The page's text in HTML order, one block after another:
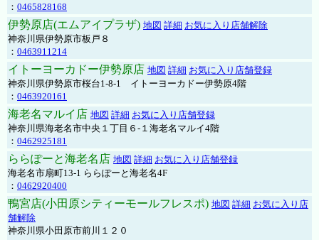
： 0465828168
伊勢原店(エムアイプラザ) 地図 詳細 お気に入り店舗解除
神奈川県伊勢原市板戸８
： 0463911214
イトーヨーカドー伊勢原店 地図 詳細 お気に入り店舗登録
神奈川県伊勢原市桜台1-8-1 イトーヨーカドー伊勢原4階
： 0463920161
海老名マルイ店 地図 詳細 お気に入り店舗登録
神奈川県海老名市中央１丁目６-１海老名マルイ4階
： 0462925181
ららぽーと海老名店 地図 詳細 お気に入り店舗登録
海老名市扇町13-1 ららぽーと海老名4F
： 0462920400
鴨宮店(小田原シティーモールフレスポ) 地図 詳細 お気に入り店
舗解除
神奈川県小田原市前川１２０